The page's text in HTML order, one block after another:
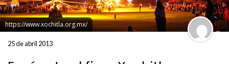
https://www.xochitla.org.mx/
25 de abril 2013